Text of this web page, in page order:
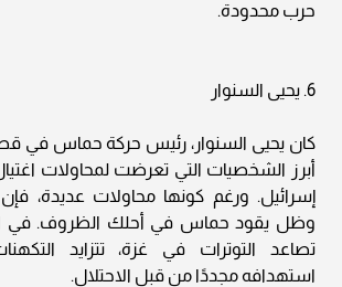
حرب محدودة.
6. يحيى السنوار
كان يحيى السنوار، رئيس حركة حماس في
أبرز الشخصيات التي تعرضت لمحاولات
إسرائيل. ورغم كونها محاولات عديدة،
وظل يقود حماس في أحلك الظروف. في
تصاعد التوترات في غزة، تتزايد
استهدافه مجددًا من قبل الاحتلال.